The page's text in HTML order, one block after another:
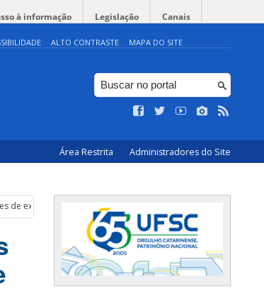
à informação Legislação Canais
ALTO CONTRASTE MAPA DO SITE
Área Restrita Administradores do Site
de extensão